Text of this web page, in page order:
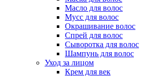
Масло для волос
Мусс для волос
Окрашивание волос
Спрей для волос
Сыворотка для волос
Шампунь для волос
Уход за лицом
Крем для век